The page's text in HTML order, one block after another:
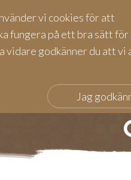
vi cookies för att
fungera på ett bra sätt för
vidare godkänner du att vi
Jag